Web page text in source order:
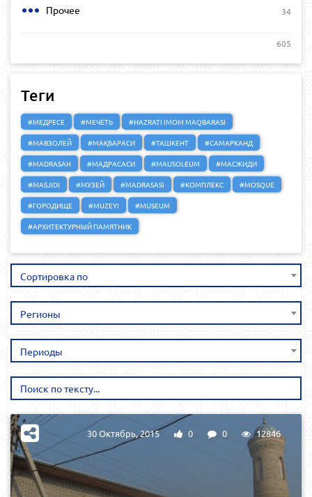
Прочее 34
605
Теги
#МЕДРЕСЕ #МЕЧЕТЬ
#HAZRATI IMOM MAQBARASI
#МАВЗОЛЕЙ
#МАҚБАРАСИ #ТАШКЕНТ
#САМАРКАНД
#MADRASAH
#МАДРАСАСИ #MAUSOLEUM
#МАСЖИДИ
#MASJIDI
#МУЗЕЙ #MADRASASI #КОМПЛЕКС
#MOSQUE
#ГОРОДИЩЕ
#MUZEYI
#MUSEUM
#АРХИТЕКТУРНЫЙ ПАМЯТНИК
Сортировка по
Регионы
Периоды
30 Октябрь, 2015 0 0 12846